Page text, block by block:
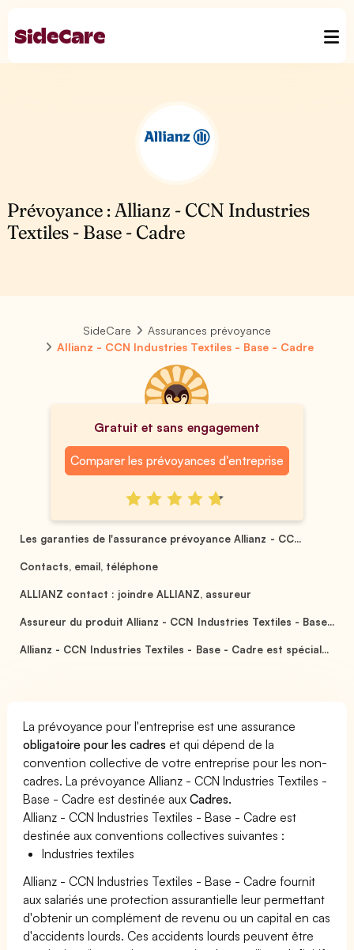
Prévoyance : Allianz - CCN Industries
Textiles - Base - Cadre
SideCare
Assurances prévoyance
Allianz - CCN Industries Textiles - Base - Cadre
Gratuit et sans engagement
Comparer les prévoyances d'entreprise
Les garanties de l'assurance prévoyance Allianz - CC...
Contacts, email, téléphone
ALLIANZ contact : joindre ALLIANZ, assureur
Assureur du produit Allianz - CCN Industries Textiles - Base...
Allianz - CCN Industries Textiles - Base - Cadre est spécial...
La prévoyance pour l'entreprise est une assurance
obligatoire pour les cadres et qui dépend de la
convention collective de votre entreprise pour les non-
cadres. La prévoyance Allianz - CCN Industries Textiles -
Base - Cadre est destinée auxCadres.
Allianz - CCN Industries Textiles - Base - Cadre est
destinée aux conventions collectives suivantes :
Industries textiles
Allianz - CCN Industries Textiles - Base - Cadre fournit
aux salariés une protection assurantielle leur permettant
d'obtenir un complément de revenu ou un capital en cas
d'accidents lourds. Ces accidents lourds peuvent être